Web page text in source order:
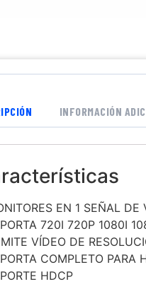
INFORMACIÓN
EN 1 SEÑAL
720I 720P 1080I
VÍDEO DE
COMPLETO PARA
HDCP